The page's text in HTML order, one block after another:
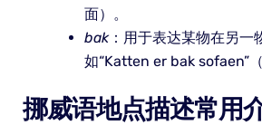
面）。
bak：用于表达某物在另一
如“Katten er bak sofaen”
挪威语地点描述常用